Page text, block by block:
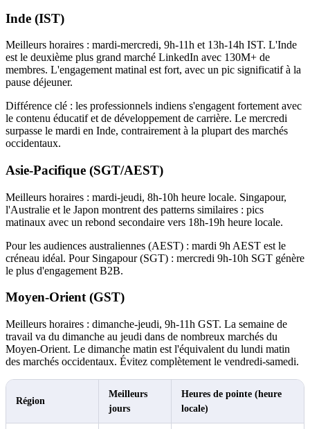
Inde (IST)
Meilleurs horaires : mardi-mercredi, 9h-11h et 13h-14h IST. L'Inde
est le deuxième plus grand marché LinkedIn avec 130M+ de
membres. L'engagement matinal est fort, avec un pic significatif à la
pause déjeuner.
Différence clé : les professionnels indiens s'engagent fortement avec
le contenu éducatif et de développement de carrière. Le mercredi
surpasse le mardi en Inde, contrairement à la plupart des marchés
occidentaux.
Asie-Pacifique (SGT/AEST)
Meilleurs horaires : mardi-jeudi, 8h-10h heure locale. Singapour,
l'Australie et le Japon montrent des patterns similaires : pics
matinaux avec un rebond secondaire vers 18h-19h heure locale.
Pour les audiences australiennes (AEST) : mardi 9h AEST est le
créneau idéal. Pour Singapour (SGT) : mercredi 9h-10h SGT génère
le plus d'engagement B2B.
Moyen-Orient (GST)
Meilleurs horaires : dimanche-jeudi, 9h-11h GST. La semaine de
travail va du dimanche au jeudi dans de nombreux marchés du
Moyen-Orient. Le dimanche matin est l'équivalent du lundi matin
des marchés occidentaux. Évitez complètement le vendredi-samedi.
Région
Meilleurs
jours
Heures de pointe (heure
locale)